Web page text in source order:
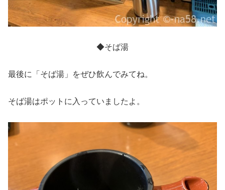
◆そば湯
最後に「そば湯」をぜひ飲んでみてね。
そば湯はポットに入っていましたよ。